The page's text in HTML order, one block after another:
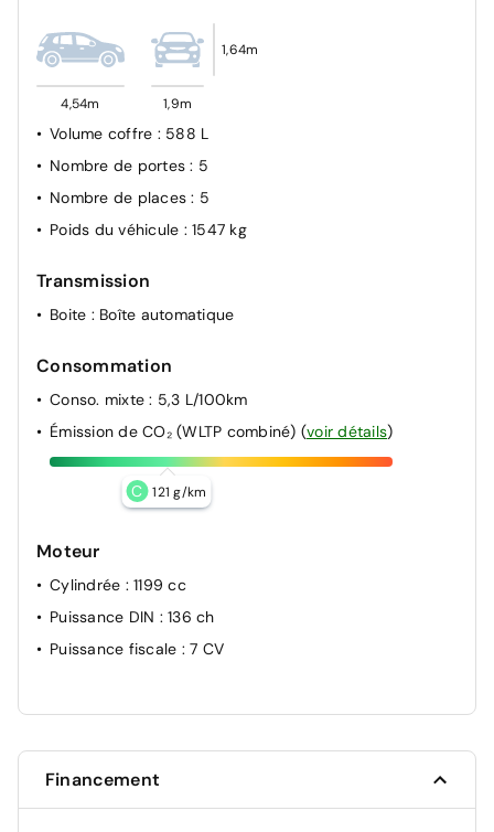
4,54m 1,9m
1,64m
Volume coffre : 588 L
Nombre de portes: 5
Nombre de places: 5
Poids du véhicule : 1547 kg
Transmission
Boite : Boîte automatique
Consommation
Conso. mixte: 5,3 L/100km
Émission de CO₂ (WLTP combiné) (voir détails)
C 121 g/km
Moteur
Cylindrée : 1199 cc
Puissance DIN : 136 ch
Puissance fiscale : 7 CV
Financement